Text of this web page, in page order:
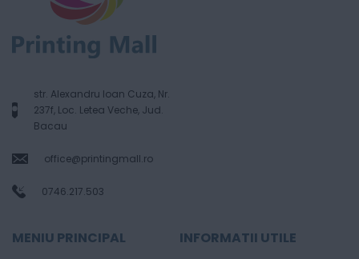
str. Alexandru Ioan Cuza, Nr.
237f, Loc. Letea Veche, Jud.
Bacau
office@printingmall.ro
0746.217.503
MENIU PRINCIPAL INFORMATII UTILE